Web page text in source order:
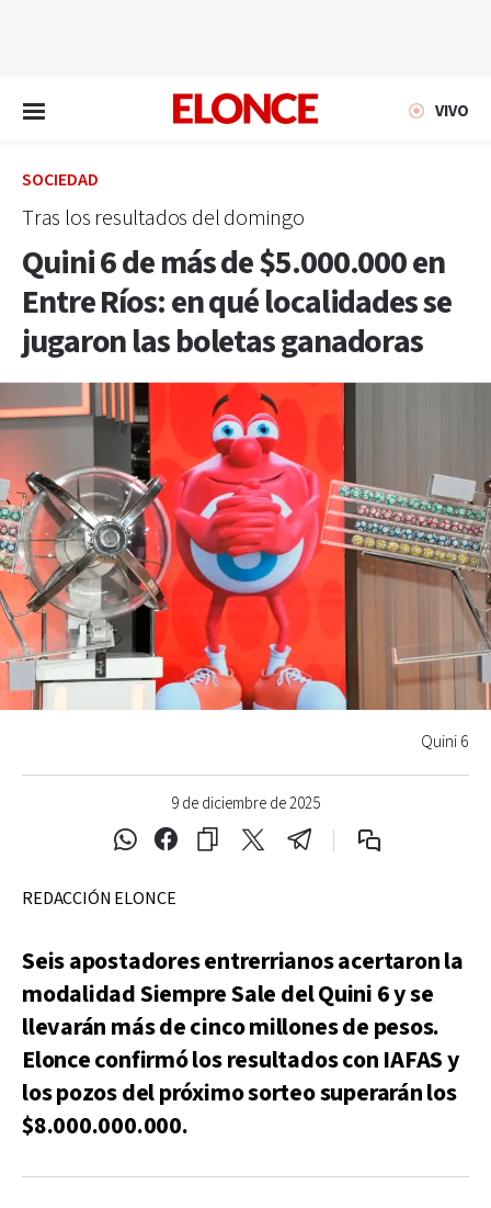
VIVO
SOCIEDAD
Tras los resultados del domingo
Quini 6 de más de $5.000.000 en
Entre Ríos: en qué localidades se
jugaron las boletas ganadoras
9 de diciembre de 2025
Quini 6
REDACCIÓN ELONCE
Seis apostadores entrerrianos acertaron la
modalidad Siempre Sale del Quini 6 y se
llevarán más de cinco millones de pesos.
Elonce confirmó los resultados con IAFAS y
los pozos del próximo sorteo superarán los
$8.000.000.000.